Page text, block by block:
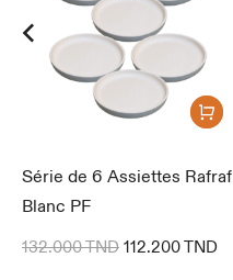
Série de 6 Assiettes Rafraf
Blanc PF
132.000TND 112.200TND